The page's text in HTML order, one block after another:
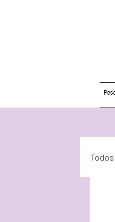
Todos